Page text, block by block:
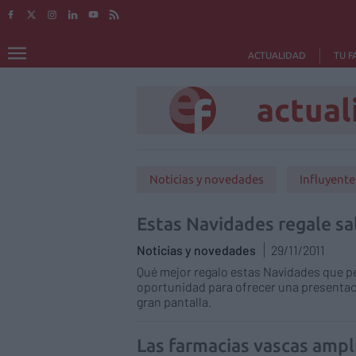
ACTUALIDAD TU
Noticias y novedades
Estas Navidades regale
Noticias y novedades
29/11/2011
Qué mejor regalo estas Navidades que
oportunidad para ofrecer una
gran pantalla.
Las farmacias vascas